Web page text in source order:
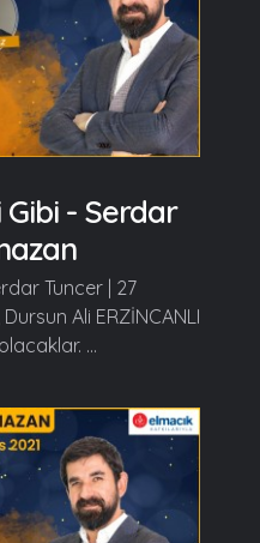
Gibi - Serdar
Tuncer | 27
Ali ERZİNCANLI
...